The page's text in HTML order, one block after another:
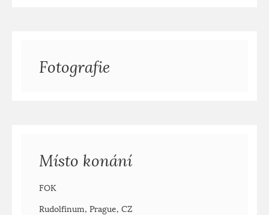
Fotografie
Místo konání
FOK
Rudolfinum, Prague, CZ